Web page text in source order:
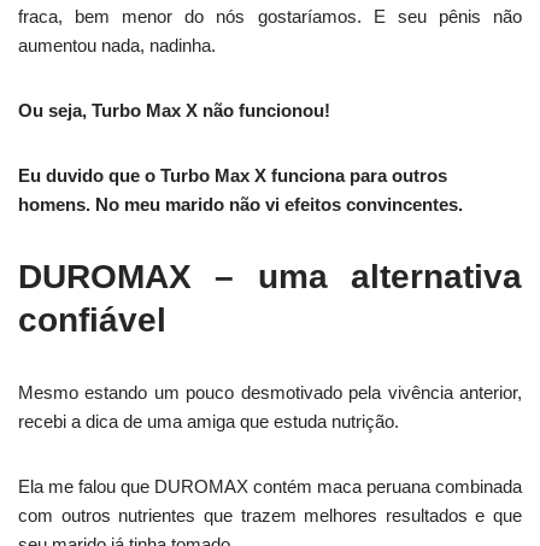
fraca, bem menor do nós gostaríamos. E seu pênis não
aumentou nada, nadinha.
Ou seja, Turbo Max X não funcionou!
Eu duvido que o Turbo Max X funciona para outros
homens. No meu marido não vi efeitos convincentes.
DUROMAX – uma alternativa
confiável
Mesmo estando um pouco desmotivado pela vivência anterior,
recebi a dica de uma amiga que estuda nutrição.
Ela me falou que DUROMAX contém maca peruana combinada
com outros nutrientes que trazem melhores resultados e que